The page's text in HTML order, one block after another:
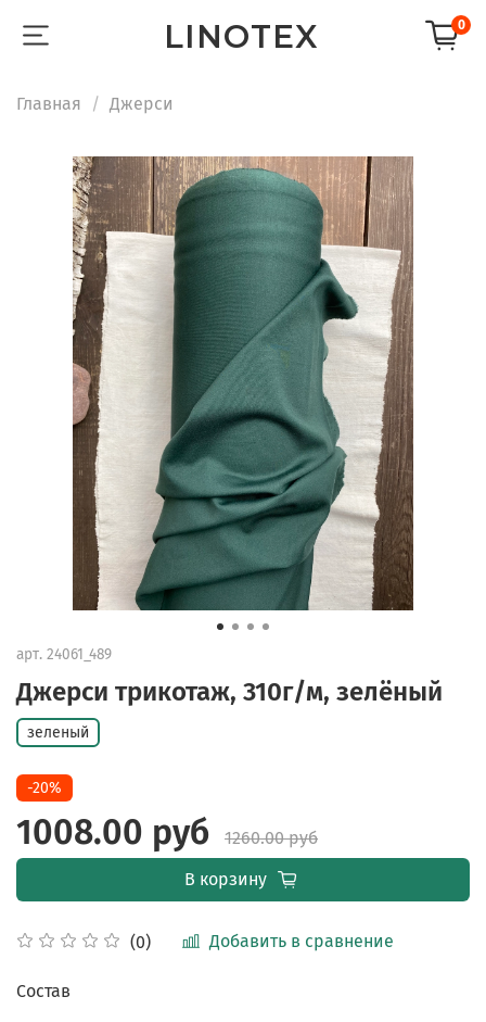
LINOTEX 0
Главная Джерси
арт. 24061_489
Джерси трикотаж, 310г/м, зелёный
(0) Добавить в сравнение
зеленый
-20%
1008.00 руб
1260.00 руб
В корзину
Состав